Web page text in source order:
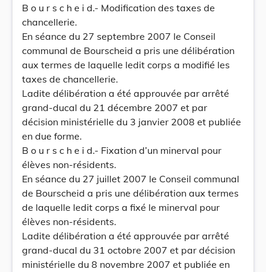
B o u r s c h e i d.- Modification des taxes de
chancellerie.
En séance du 27 septembre 2007 le Conseil
communal de Bourscheid a pris une délibération
aux termes de laquelle ledit corps a modifié les
taxes de chancellerie.
Ladite délibération a été approuvée par arrêté
grand-ducal du 21 décembre 2007 et par
décision ministérielle du 3 janvier 2008 et publiée
en due forme.
B o u r s c h e i d.- Fixation d’un minerval pour
élèves non-résidents.
En séance du 27 juillet 2007 le Conseil communal
de Bourscheid a pris une délibération aux termes
de laquelle ledit corps a fixé le minerval pour
élèves non-résidents.
Ladite délibération a été approuvée par arrêté
grand-ducal du 31 octobre 2007 et par décision
ministérielle du 8 novembre 2007 et publiée en